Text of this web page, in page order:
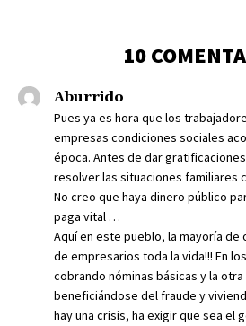
10
Aburrido
Pues ya es hora que los
empresas condiciones sociales
época. Antes de dar
resolver las situaciones familiares
No creo que haya dinero público
paga vital …
Aquí en este pueblo, la mayoría
de empresarios toda la vida!!! En
cobrando nóminas básicas y la
beneficiándose del fraude y
hay una crisis, ha exigir que sea el